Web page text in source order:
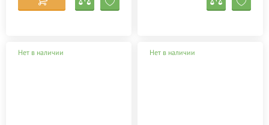
Нет в наличии Нет в наличии